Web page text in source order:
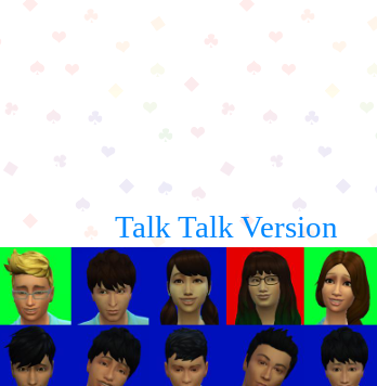
Talk Talk Version